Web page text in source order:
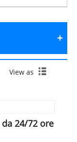
View as
24/72 ore